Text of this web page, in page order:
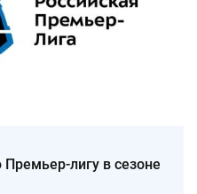
лигу в сезоне